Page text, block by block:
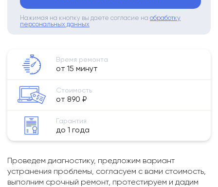
Нажимая на кнопку вы даете согласие на обработку
персональных данных
Время ремонта
от 15 минут
Стоимость
от 890 ₽
Гарантия
до 1 года
Проведем диагностику, предложим вариант
устранения проблемы, согласуем с вами стоимость,
выполним срочный ремонт, протестируем и дадим